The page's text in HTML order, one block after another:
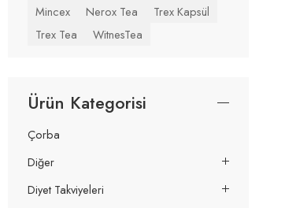
Mincex
Nerox Tea
Trex Kapsül
Trex Tea
WitnesTea
Ürün Kategorisi
Çorba
Diğer
Diyet Takviyeleri